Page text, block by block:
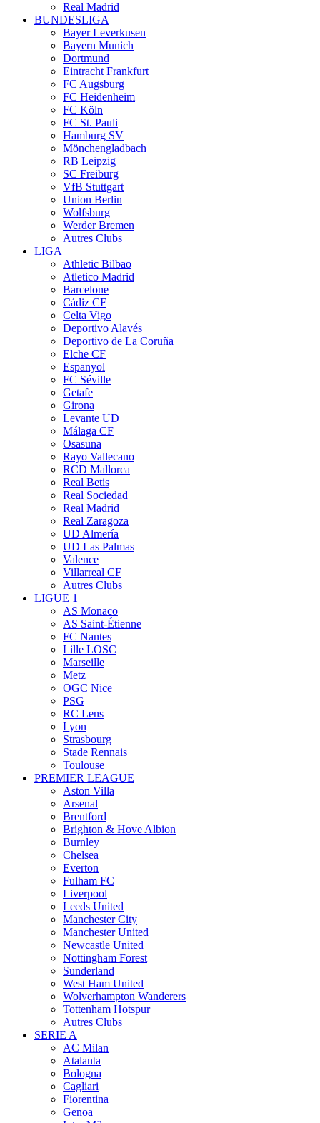
Real Madrid
BUNDESLIGA
Bayer Leverkusen
Bayern Munich
Dortmund
Eintracht Frankfurt
FC Augsburg
FC Heidenheim
FC Köln
FC St. Pauli
Hamburg SV
Mönchengladbach
RB Leipzig
SC Freiburg
VfB Stuttgart
Union Berlin
Wolfsburg
Werder Bremen
Autres Clubs
LIGA
Athletic Bilbao
Atletico Madrid
Barcelone
Cádiz CF
Celta Vigo
Deportivo Alavés
Deportivo de La Coruña
Elche CF
Espanyol
FC Séville
Getafe
Girona
Levante UD
Málaga CF
Osasuna
Rayo Vallecano
RCD Mallorca
Real Betis
Real Sociedad
Real Madrid
Real Zaragoza
UD Almería
UD Las Palmas
Valence
Villarreal CF
Autres Clubs
LIGUE 1
AS Monaco
AS Saint-Étienne
FC Nantes
Lille LOSC
Marseille
Metz
OGC Nice
PSG
RC Lens
Lyon
Strasbourg
Stade Rennais
Toulouse
PREMIER LEAGUE
Aston Villa
Arsenal
Brentford
Brighton & Hove Albion
Burnley
Chelsea
Everton
Fulham FC
Liverpool
Leeds United
Manchester City
Manchester United
Newcastle United
Nottingham Forest
Sunderland
West Ham United
Wolverhampton Wanderers
Tottenham Hotspur
Autres Clubs
SERIE A
AC Milan
Atalanta
Bologna
Cagliari
Fiorentina
Genoa